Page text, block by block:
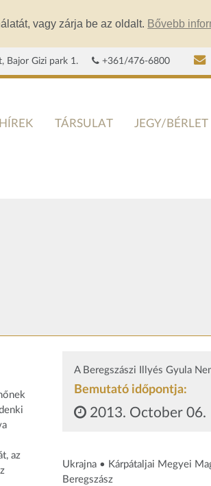
vagy zárja be az oldalt. Bővebb
Bajor Gizi park 1. +361/476-6800
HÍREK TÁRSULAT JEGY/BÉRLET
az
A Beregszászi Illyés Gyula
Bemutató időpontja:
2013. October 06.
Ukrajna • Kárpátaljai Megyei
Beregszász